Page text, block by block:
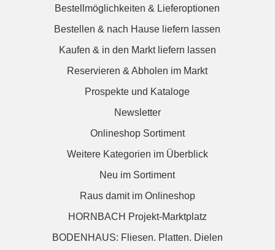
Bestellmöglichkeiten & Lieferoptionen
Bestellen & nach Hause liefern lassen
Kaufen & in den Markt liefern lassen
Reservieren & Abholen im Markt
Prospekte und Kataloge
Newsletter
Onlineshop Sortiment
Weitere Kategorien im Überblick
Neu im Sortiment
Raus damit im Onlineshop
HORNBACH Projekt-Marktplatz
BODENHAUS: Fliesen. Platten. Dielen